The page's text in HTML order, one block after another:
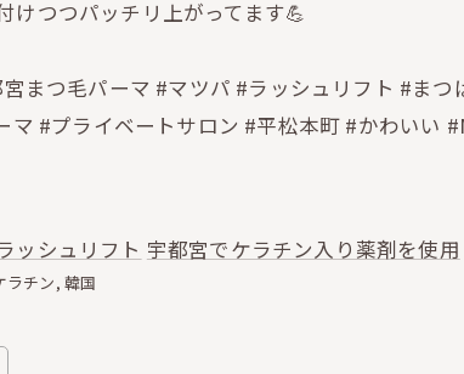
けつつパッチリ上がってます💪
まつ毛パーマ #マツパ #ラッシュリフト #ま
マ #プライベートサロン #平松本町 #かわいい
ッシュリフト 宇都宮でケラチン入り薬剤を使用
ラチン 韓国